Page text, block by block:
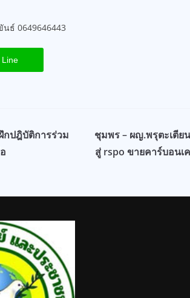
ธ์ 0649646443
Line
กปฎิบัติการร่วม
ชุมพร – ผญ.พรุตะเตีย
สู่ rspo ขายคาร์บอนเ